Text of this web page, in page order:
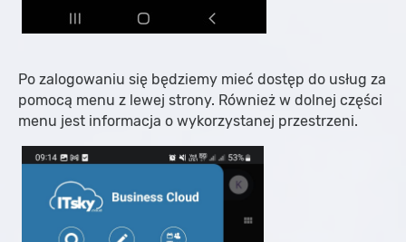
Po zalogowaniu się będziemy mieć dostęp do usług za
pomocą menu z lewej strony. Również w dolnej części
menu jest informacja o wykorzystanej przestrzeni.